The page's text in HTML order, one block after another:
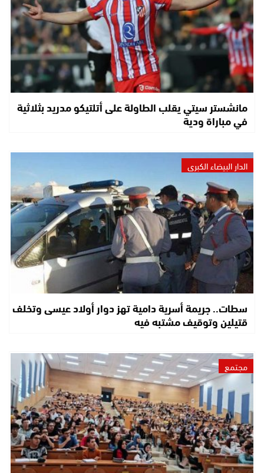
مانشستر سيتي يقلب الطاولة على أتلتيكو مدريد بثلاثية
في مباراة ودية
الدار البيضاء الكبرى
سطات.. جريمة أسرية دامية تهز دوار أولاد عيسى وتخلف
قتيلين وتوقيف مشتبه فيه
مجتمع